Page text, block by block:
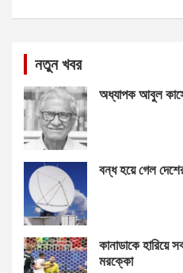
নতুন খবর
অধ্যাপক আবুল
বন্ধ হয়ে গেল
কানাডাকে হারিয়ে
মরক্কো